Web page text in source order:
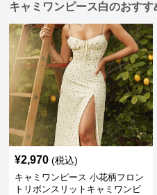
キャミワンピース白のおすす
¥2,970 (税込)
キャミワンピース 小花柄フロン
トリボンスリットキャミワンピ